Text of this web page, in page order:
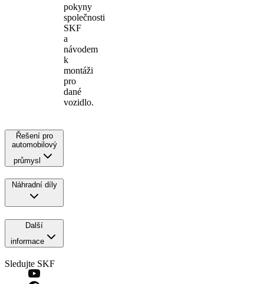
pokyny
společnosti
SKF
a
návodem
k
montáži
pro
dané
vozidlo.
Řešení pro
automobilový
průmysl
Náhradní díly
Další
informace
Sledujte SKF